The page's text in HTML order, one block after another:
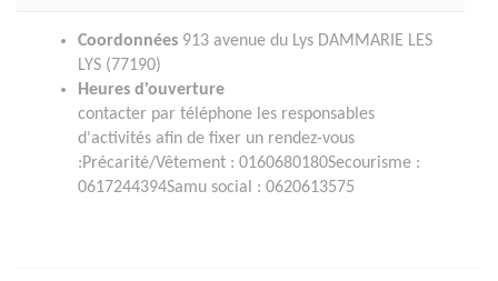
Coordonnées 913 avenue du Lys DAMMARIE LES
LYS (77190)
Heures d'ouverture
contacter par téléphone les responsables
d'activités afin de fixer un rendez-vous
:Précarité/Vêtement : 0160680180Secourisme :
0617244394Samu social : 0620613575